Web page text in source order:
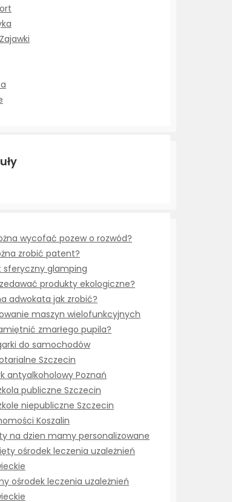
wycofać pozew o rozwód?
zrobić patent?
sferyczny glamping
produkty ekologiczne?
adwokata jak zrobić?
maszyn wielofunkcyjnych
zmarłego pupila?
do samochodów
Szczecin
antyalkoholowy Poznań
publiczne Szczecin
niepubliczne Szczecin
Koszalin
na dzien mamy personalizowane
ośrodek leczenia uzależnień
ośrodek leczenia uzależnień